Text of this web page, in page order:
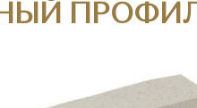
ПРОФИЛЬ